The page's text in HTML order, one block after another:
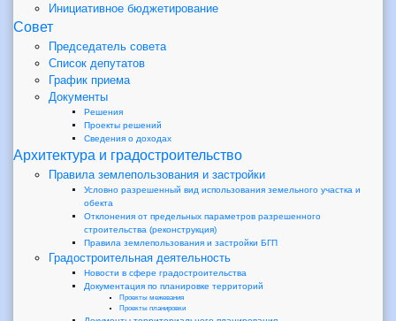
Инициативное бюджетирование
Совет
Председатель совета
Список депутатов
График приема
Документы
Решения
Проекты решений
Сведения о доходах
Архитектура и градостроительство
Правила землепользования и застройки
Условно разрешенный вид использования земельного участка и
обекта
Отклонения от предельных параметров разрешенного
строительства (реконструкция)
Правила землепользования и застройки БГП
Градостроительная деятельность
Новости в сфере градостроительства
Документация по планировке территорий
Проекты межевания
Проекты планировки